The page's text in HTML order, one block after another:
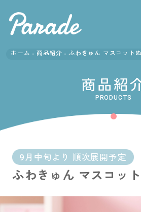
よくある質問
会社概要
採用情報
サポート
ホーム 商品紹介 ふわきゅん マスコット
商品紹
PRODUCTS
9月中旬より 順次展開予定
ふわきゅん マスコッ